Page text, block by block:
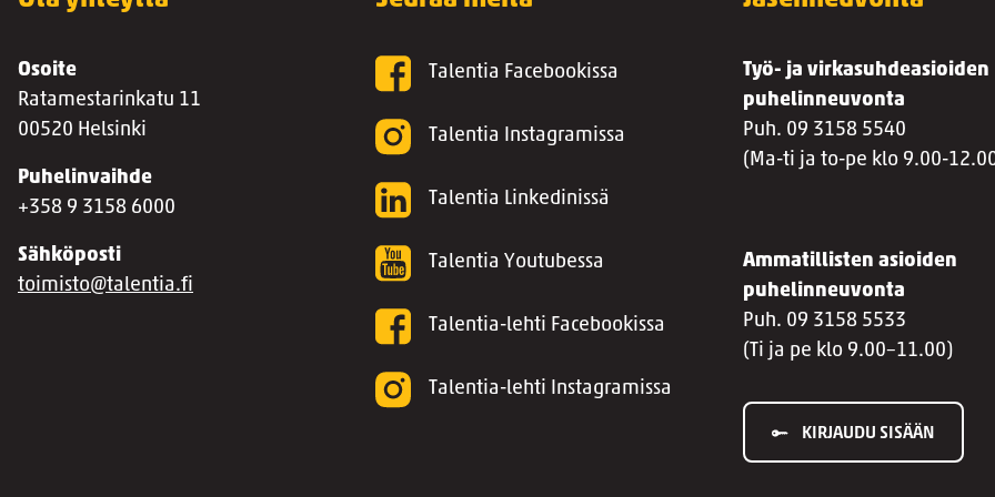
Osoite
Ratamestarinkatu 11
00520 Helsinki
Puhelinvaihde
+358 9 3158 6000
Sähköposti
toimisto@talentia.fi
Talentia Facebookissa
Talentia Instagramissa
Talentia Linkedinissä
Talentia Youtubessa
Talentia-lehti Facebookissa
Talentia-lehti Instagramissa
Työ- ja virkasuhdeasioiden
puhelinneuvonta
Puh. 09 3158 5540
(Ma-ti ja to-pe klo 9.00-
Ammatillisten asioiden
puhelinneuvonta
Puh. 09 3158 5533
(Ti ja pe klo 9.00–11.00)
KIRJAUDU SISÄÄN